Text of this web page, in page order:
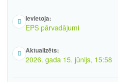
Ievietoja:
EPS pārvadājumi
Aktualizēts:
2026. gada 15. jūnijs, 15:58